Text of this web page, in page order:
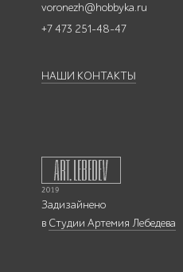
voronezh@hobbyka.ru
+7 473 251-48-47
НАШИ КОНТАКТЫ
Задизайнено
в Студии Артемия Лебедева